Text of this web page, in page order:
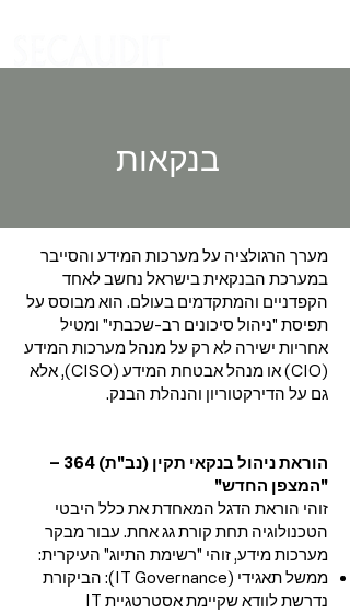
בנקאות
מערך הרגולציה על מערכות המידע והסייבר
במערכת הבנקאית בישראל נחשב לאחד
הקפדניים והמתקדמים בעולם. הוא מבוסס על
תפיסת "ניהול סיכונים רב-שכבתי" ומטיל
אחריות ישירה לא רק על מנהל מערכות המידע
(CIO) או מנהל אבטחת המידע (CISO), אלא
גם על הדירקטוריון והנהלת הבנק.
הוראת ניהול בנקאי תקין (נב"ת) 364 –
"המצפן החדש"
זוהי הוראת הדגל המאחדת את כלל היבטי
הטכנולוגיה תחת קורת גג אחת. עבור מבקר
מערכות מידע, זוהי "רשימת התיוג" העיקרית:
ממשל תאגידי (IT Governance): הביקורת
נדרשת לוודא שקיימת אסטרטגיית IT